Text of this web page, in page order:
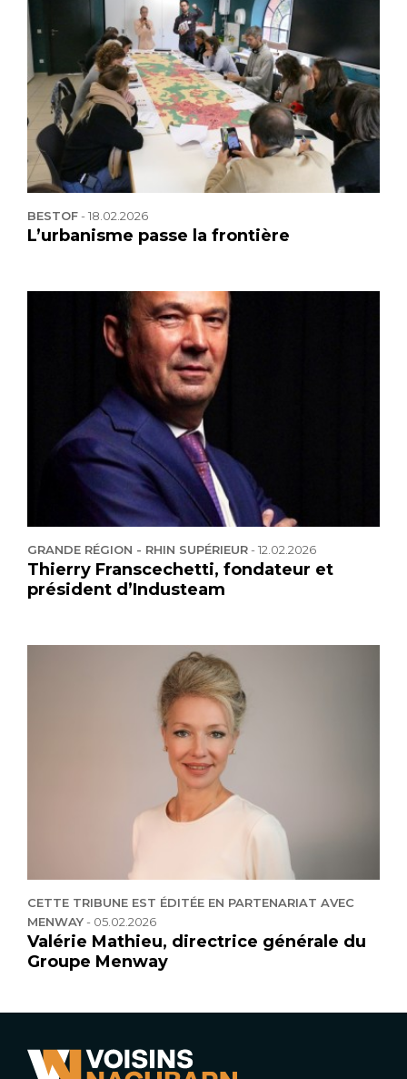
BESTOF-18.02.2026
L’urbanisme passe la frontière
GRANDE RÉGION - RHIN SUPÉRIEUR-12.02.2026
Thierry Franscechetti, fondateur et
président d’Industeam
CETTE TRIBUNE EST ÉDITÉE EN PARTENARIAT AVEC
MENWAY- 05.02.2026
Valérie Mathieu, directrice générale du
Groupe Menway